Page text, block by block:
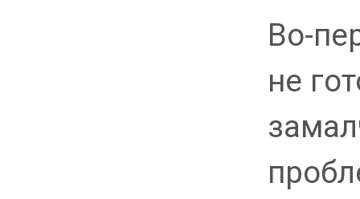
Во-
не